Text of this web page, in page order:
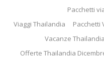
Pacchetti
Viaggi Thailandia
Pacchetti
Vacanze Thailandia
Offerte Thailandia